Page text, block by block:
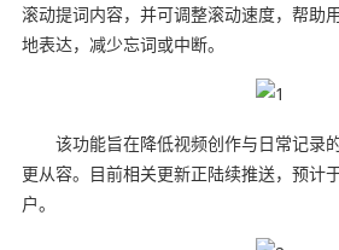
滚动提词内容，并可调整滚动速度，帮助
地表达，减少忘词或中断。
该功能旨在降低视频创作与日常记录
更从容。目前相关更新正陆续推送，预计
户。